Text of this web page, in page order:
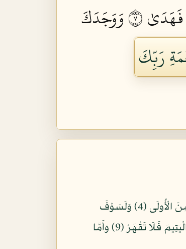
٧
وَوَجَدَكَ
رَبِّكَ
بِسْمِ اللّهِ الرَّحْمنِ الرَّحِيمِ وَالضُّحَى (1) وَاللَّيْلِ إِذَا سَجَى (2) مَا وَدَّعَكَ رَبُّكَ وَمَا قَلَى (3) وَلَلْآخِرَةُ خَيْرٌ لَّكَ مِنَ الْأُولَى (4) وَلَسَوْفَ
يُعْطِيكَ رَبُّكَ فَتَرْضَى (5) أَلَمْ يَجِدْكَ يَتِيمًا فَآوَى (6) وَوَجَدَكَ ضَالًّا فَهَدَى (7) وَوَجَدَكَ عَائِلًا فَأَغْنَى (8) فَأَمَّا الْيَتِيمَ فَلَا تَقْهَرْ (9) وَأَمَّا